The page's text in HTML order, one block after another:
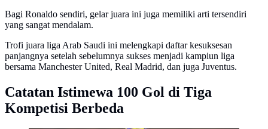
Bagi Ronaldo sendiri, gelar juara ini juga memiliki arti tersendiri
yang sangat mendalam.
Trofi juara liga Arab Saudi ini melengkapi daftar kesuksesan
panjangnya setelah sebelumnya sukses menjadi kampiun liga
bersama Manchester United, Real Madrid, dan juga Juventus.
Catatan Istimewa 100 Gol di Tiga
Kompetisi Berbeda